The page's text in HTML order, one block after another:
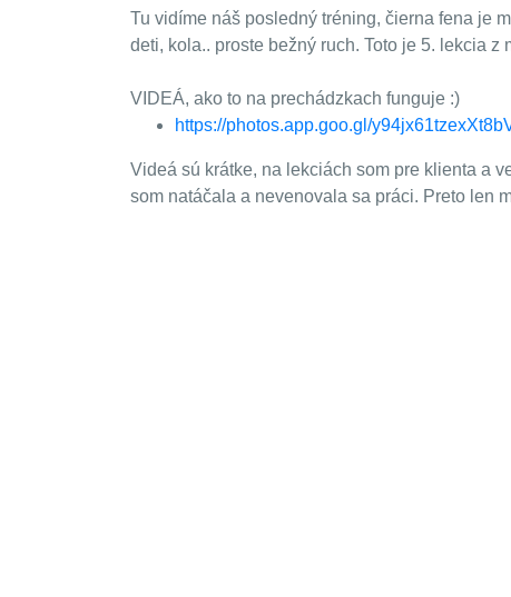
Tu vidíme náš posledný tréning, čierna fena je
deti, kola.. proste bežný ruch. Toto je 5. lekcia
VIDEÁ, ako to na prechádzkach funguje :)
https://photos.app.goo.gl/
Videá sú krátke, na lekciách som pre klienta a
som natáčala a nevenovala sa práci. Preto len